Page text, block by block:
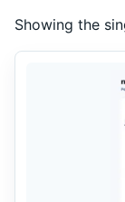
Showing the